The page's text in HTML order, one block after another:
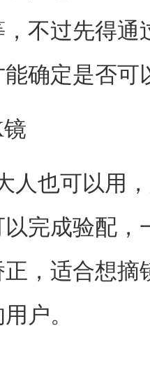
不过先得
确定是否可
也可以用，
以完成验配
，适合想
户。